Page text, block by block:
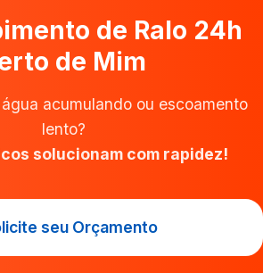
de Ralo 24h
de Mim
acumulando ou escoamento
lento?
solucionam com rapidez!
seu Orçamento